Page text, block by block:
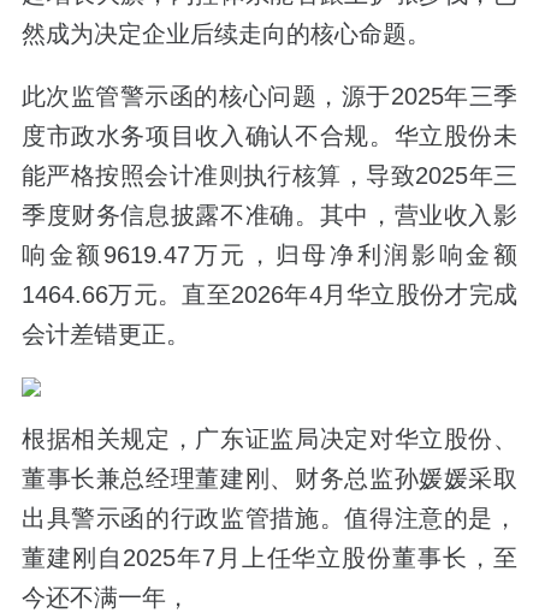
然成为决定企业后续走向的核心命题。
此次监管警示函的核心问题，源于2025年三季
度市政水务项目收入确认不合规。华立股份未
能严格按照会计准则执行核算，导致2025年三
季度财务信息披露不准确。其中，营业收入影
响金额9619.47万元，归母净利润影响金额
1464.66万元。直至2026年4月华立股份才完成
会计差错更正。
根据相关规定，广东证监局决定对华立股份、
董事长兼总经理董建刚、财务总监孙媛媛采取
出具警示函的行政监管措施。值得注意的是，
董建刚自2025年7月上任华立股份董事长，至
今还不满一年，